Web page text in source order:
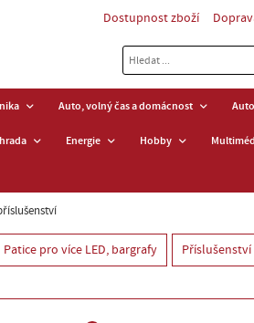
Dostupnost zboží
Auto, volný čas a domácnost
Energie Hobby
Patice pro více LED, bargrafy Příslušenství